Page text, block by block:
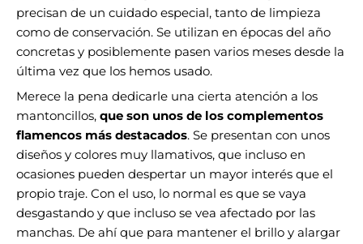
precisan de un cuidado especial, tanto de limpieza
como de conservación. Se utilizan en épocas del año
concretas y posiblemente pasen varios meses desde la
última vez que los hemos usado.
Merece la pena dedicarle una cierta atención a los
mantoncillos, que son unos de los complementos
flamencos más destacados. Se presentan con unos
diseños y colores muy llamativos, que incluso en
ocasiones pueden despertar un mayor interés que el
propio traje. Con el uso, lo normal es que se vaya
desgastando y que incluso se vea afectado por las
manchas. De ahí que para mantener el brillo y alargar